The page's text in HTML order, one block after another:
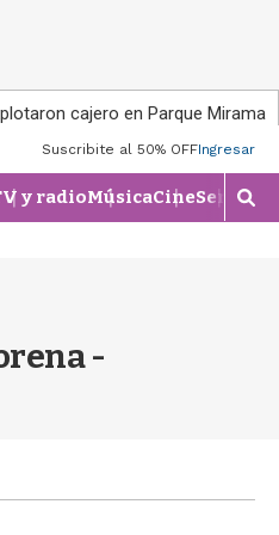
cajero en Parque Miramar
Suscribite al 50% OFFIngresar
y radioMúsicaCineSeries
M
o
e
-